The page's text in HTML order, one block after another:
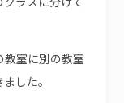
室に別の教室
した。